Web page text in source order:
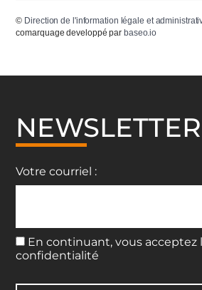
© Direction de l'information légale et
comarquage developpé par baseo.io
NEWSLETTER
Votre courriel :
En continuant, vous acceptez
confidentialité